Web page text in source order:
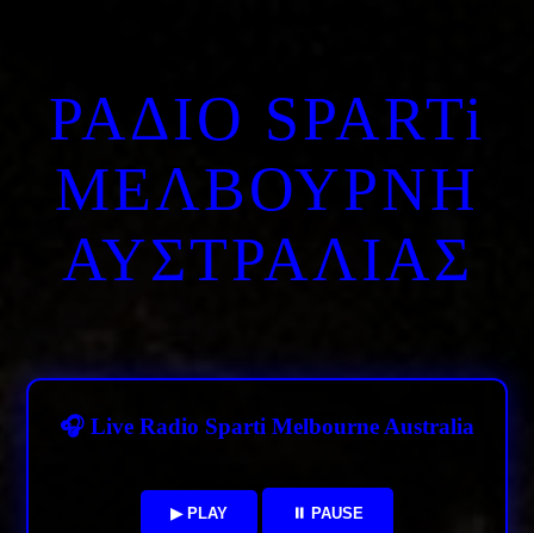
ΡΑΔΙΟ SPARTi
ΜΕΛΒΟΥΡΝΗ
ΑΥΣΤΡΑΛΙΑΣ
🎧 Live Radio Sparti Melbourne Australia
▶ PLAY ⏸ PAUSE